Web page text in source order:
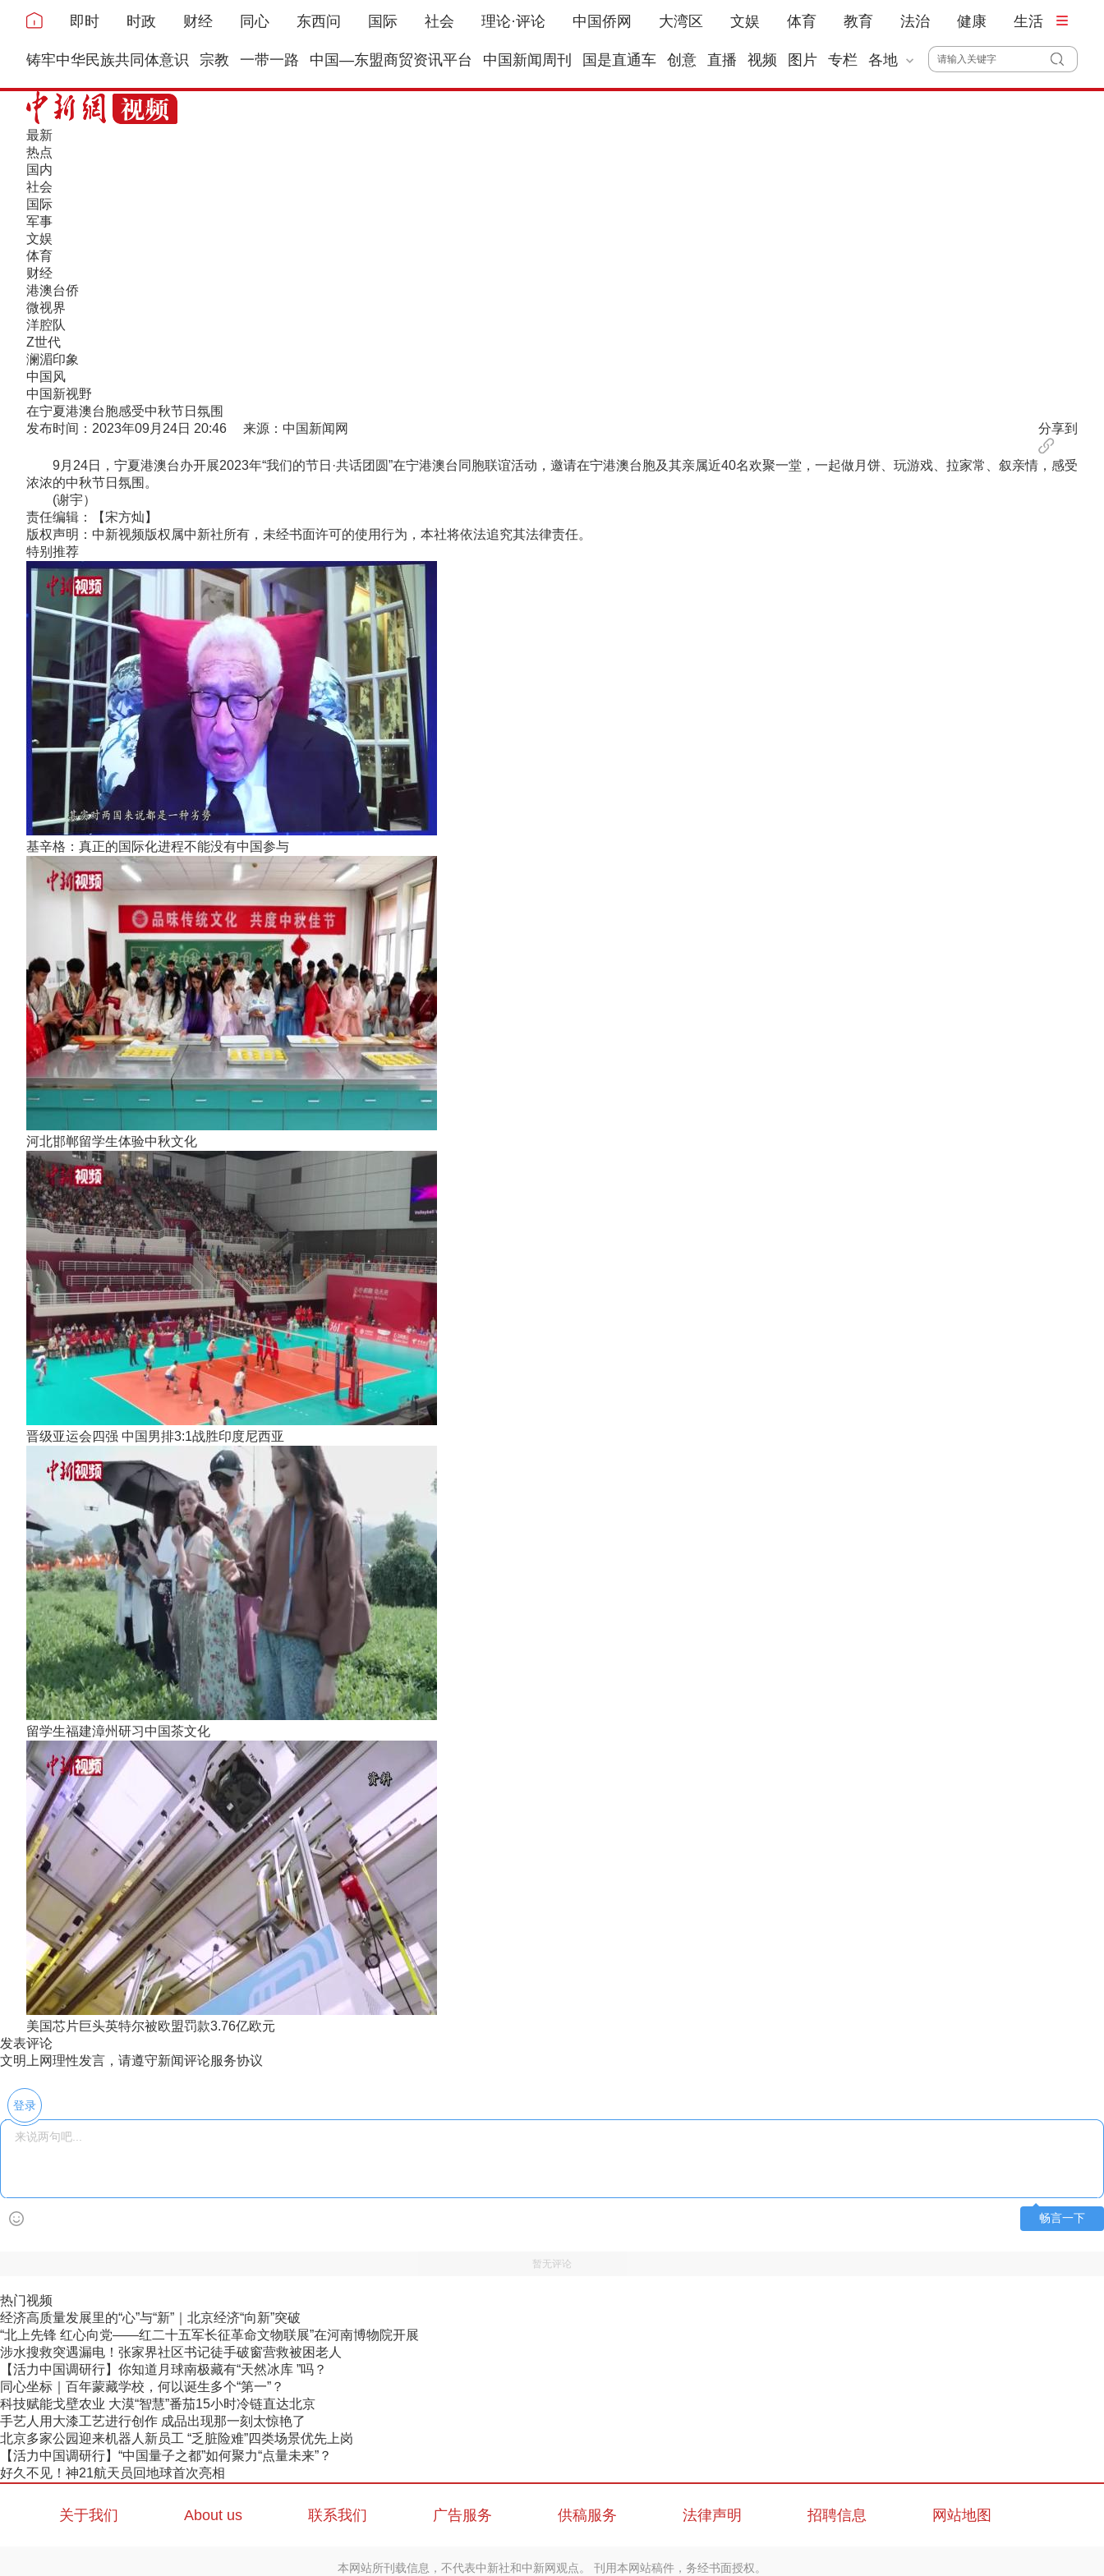
即时 时政 财经 同心 东西问 国际 社会 理论·评论 中国侨网 大湾区 文娱 体育 教育 法治 健康 生活
铸牢中华民族共同体意识 宗教 一带一路 中国—东盟商贸资讯平台 中国新闻周刊 国是直通车 创意 直播 视频 图片 专栏 各地
最新
热点
国内
社会
国际
军事
文娱
体育
财经
港澳台侨
微视界
洋腔队
Z世代
澜湄印象
中国风
中国新视野
在宁夏港澳台胞感受中秋节日氛围
发布时间：2023年09月24日 20:46 来源：中国新闻网
分享到
9月24日，宁夏港澳台办开展2023年“我们的节日·共话团圆”在宁港澳台同胞联谊活动，邀请在宁港澳台胞及其亲属近40名欢聚一堂，一起做月饼、玩游戏、拉家常、叙亲情，感受
浓浓的中秋节日氛围。
(谢宇）
责任编辑：【宋方灿】
版权声明：中新视频版权属中新社所有，未经书面许可的使用行为，本社将依法追究其法律责任。
特别推荐
基辛格：真正的国际化进程不能没有中国参与
河北邯郸留学生体验中秋文化
晋级亚运会四强 中国男排3:1战胜印度尼西亚
留学生福建漳州研习中国茶文化
美国芯片巨头英特尔被欧盟罚款3.76亿欧元
发表评论
文明上网理性发言，请遵守新闻评论服务协议
登录
畅言一下
暂无评论
热门视频
经济高质量发展里的“心”与“新”｜北京经济“向新”突破
“北上先锋 红心向党——红二十五军长征革命文物联展”在河南博物院开展
涉水搜救突遇漏电！张家界社区书记徒手破窗营救被困老人
【活力中国调研行】你知道月球南极藏有“天然冰库 ”吗？
同心坐标｜百年蒙藏学校，何以诞生多个“第一”？
科技赋能戈壁农业 大漠“智慧”番茄15小时冷链直达北京
手艺人用大漆工艺进行创作 成品出现那一刻太惊艳了
北京多家公园迎来机器人新员工 “乏脏险难”四类场景优先上岗
【活力中国调研行】“中国量子之都”如何聚力“点量未来”？
好久不见！神21航天员回地球首次亮相
关于我们 About us 联系我们 广告服务 供稿服务 法律声明 招聘信息 网站地图
本网站所刊载信息，不代表中新社和中新网观点。 刊用本网站稿件，务经书面授权。